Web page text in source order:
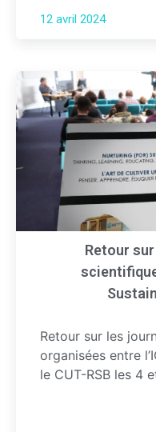
12 avril 2024
Retour
Retour sur les
organisées entre
le CUT-RSB les 4